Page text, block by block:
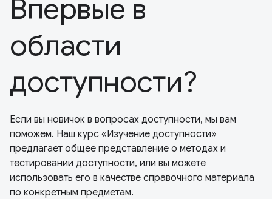
Впервые в
области
доступности?
Если вы новичок в вопросах доступности, мы вам
поможем. Наш курс «Изучение доступности»
предлагает общее представление о методах и
тестировании доступности, или вы можете
использовать его в качестве справочного материала
по конкретным предметам.